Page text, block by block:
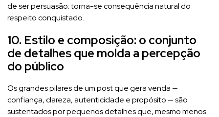
de ser persuasão: torna-se consequência natural do
respeito conquistado.
10. Estilo e composição: o conjunto
de detalhes que molda a percepção
do público
Os grandes pilares de um post que gera venda —
confiança, clareza, autenticidade e propósito — são
sustentados por pequenos detalhes que, mesmo menos